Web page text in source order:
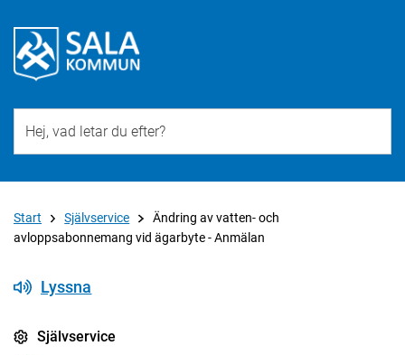
Start Självservice
Ändring av vatten- och
avloppsabonnemang vid ägarbyte - Anmälan
Lyssna
Självservice